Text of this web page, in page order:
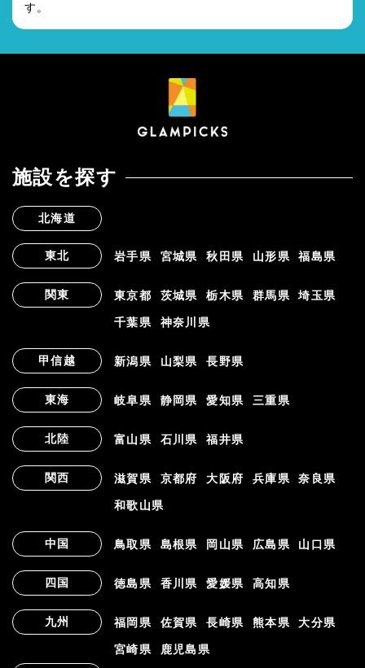
す。
施設を探す
北海道
東北 岩手県 宮城県 秋田県 山形県 福島県
関東 東京都 茨城県 栃木県 群馬県 埼玉県
千葉県 神奈川県
甲信越 新潟県 山梨県 長野県
東海 岐阜県 静岡県 愛知県 三重県
北陸 富山県 石川県 福井県
関西 滋賀県 京都府 大阪府 兵庫県 奈良県
和歌山県
中国 鳥取県 島根県 岡山県 広島県 山口県
四国 徳島県 香川県 愛媛県 高知県
九州 福岡県 佐賀県 長崎県 熊本県 大分県
宮崎県
鹿児島県